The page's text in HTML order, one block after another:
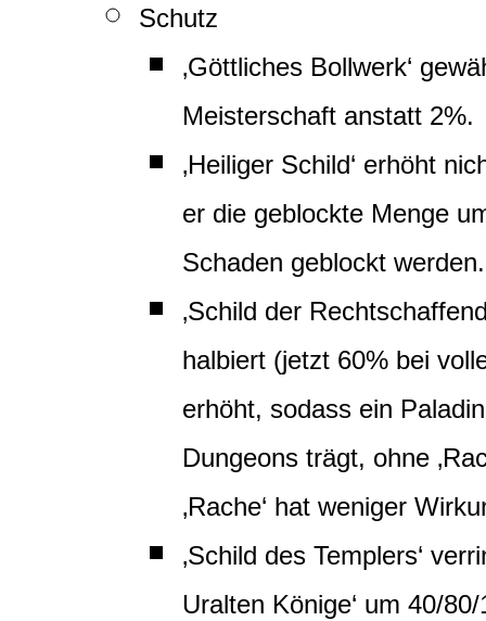
Schutz
‚Göttliches Bollwerk‘
Meisterschaft anstatt 2%.
‚Heiliger Schild‘ erhöht
er die geblockte Menge
Schaden geblockt werden.
‚Schild der
halbiert (jetzt 60% bei
erhöht, sodass ein
Dungeons trägt, ohne
‚Rache‘ hat weniger
‚Schild des Templers‘
Uralten Könige‘ um 40/